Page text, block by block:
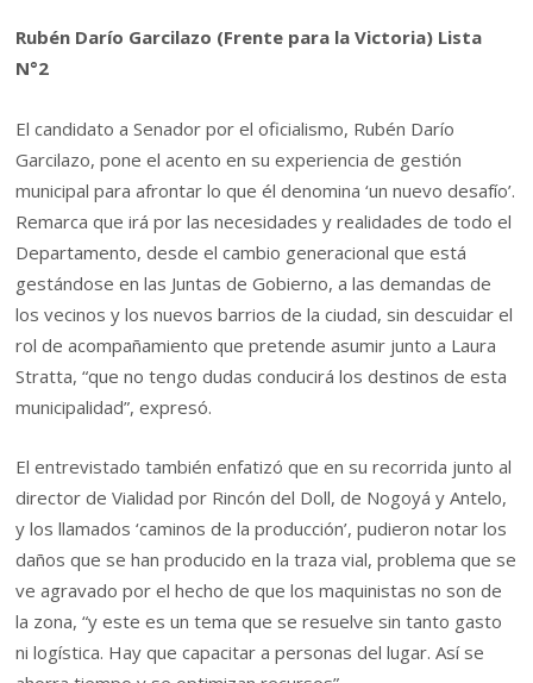
Rubén Darío Garcilazo (Frente para la Victoria) Lista
N°2
El candidato a Senador por el oficialismo, Rubén Darío
Garcilazo, pone el acento en su experiencia de gestión
municipal para afrontar lo que él denomina ‘un nuevo desafío’.
Remarca que irá por las necesidades y realidades de todo el
Departamento, desde el cambio generacional que está
gestándose en las Juntas de Gobierno, a las demandas de
los vecinos y los nuevos barrios de la ciudad, sin descuidar el
rol de acompañamiento que pretende asumir junto a Laura
Stratta, “que no tengo dudas conducirá los destinos de esta
municipalidad”, expresó.
El entrevistado también enfatizó que en su recorrida junto al
director de Vialidad por Rincón del Doll, de Nogoyá y Antelo,
y los llamados ‘caminos de la producción’, pudieron notar los
daños que se han producido en la traza vial, problema que se
ve agravado por el hecho de que los maquinistas no son de
la zona, “y este es un tema que se resuelve sin tanto gasto
ni logística. Hay que capacitar a personas del lugar. Así se